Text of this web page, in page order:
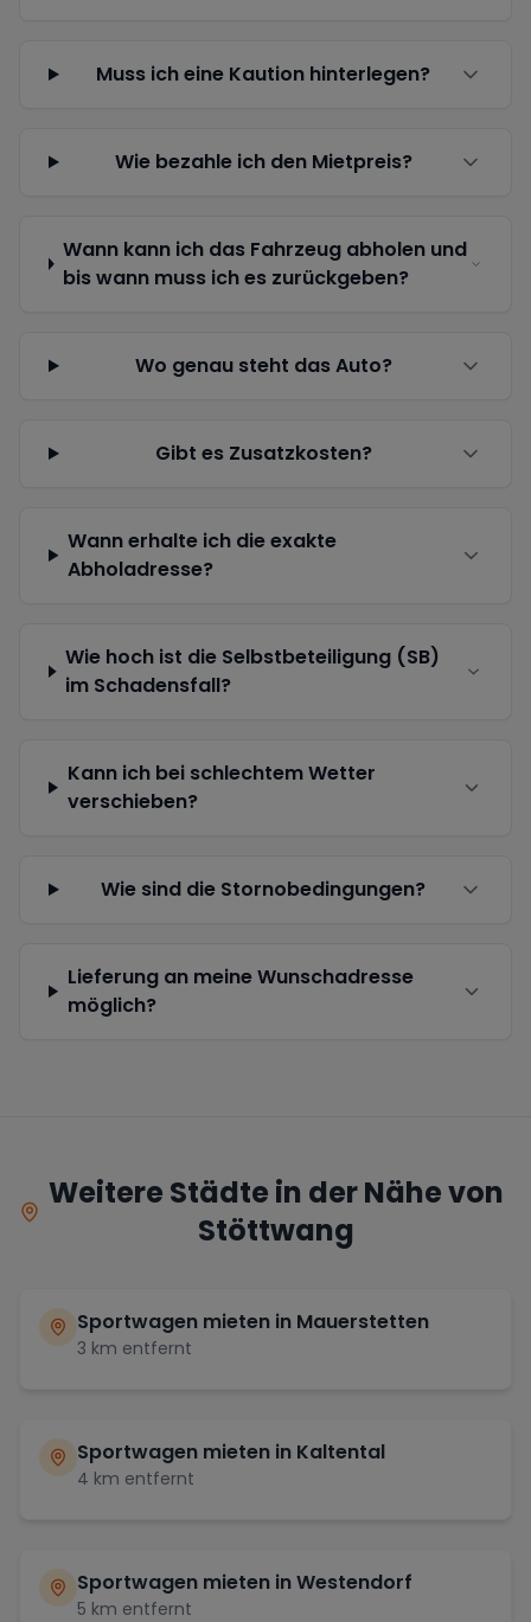
Muss ich eine Kaution hinterlegen?
Wie bezahle ich den Mietpreis?
Wann kann ich das Fahrzeug abholen und
bis wann muss ich es zurückgeben?
Wo genau steht das Auto?
Gibt es Zusatzkosten?
Wann erhalte ich die exakte
Abholadresse?
Wie hoch ist die Selbstbeteiligung (SB)
im Schadensfall?
Kann ich bei schlechtem Wetter
verschieben?
Wie sind die Stornobedingungen?
Lieferung an meine Wunschadresse
möglich?
Weitere Städte in der Nähe von
Stöttwang
Sportwagen mieten in Mauerstetten
3 km entfernt
Sportwagen mieten in Kaltental
4 km entfernt
Sportwagen mieten inWestendorf
5 km entfernt